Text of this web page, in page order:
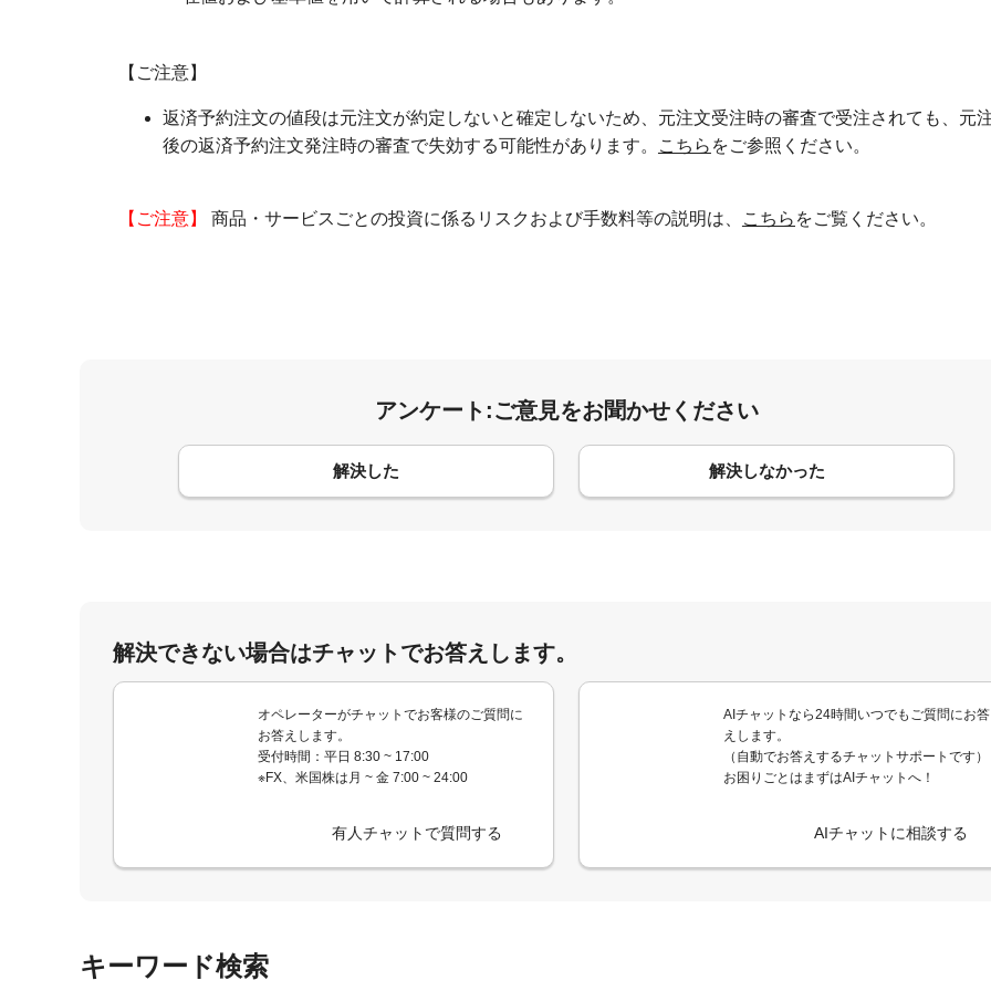
【ご注意】
返済予約注文の値段は元注文が約定しないと確定しないため、元注文受注時の審査で受注されても、元
後の返済予約注文発注時の審査で失効する可能性があります。
こちら をご参照ください。
【ご注意】 商品・サービスごとの投資に係るリスクおよび手数料等の説明は、 こちら をご覧ください。
アンケート:ご意見をお聞かせください
解決した 解決しなかった
コメント
解決できない場合はチャットでお答えします。
オペレーターがチャットでお客様のご質問に
お答えします。
受付時間：平日 8:30 ~ 17:00
※FX、米国株は月 ~ 金 7:00 ~ 24:00
有人チャットで質問する
AIチャットなら24時間いつでもご質問にお答
えします。
（自動でお答えするチャットサポートです）
お困りごとはまずはAIチャットへ！
AIチャットに相談する
キーワード検索